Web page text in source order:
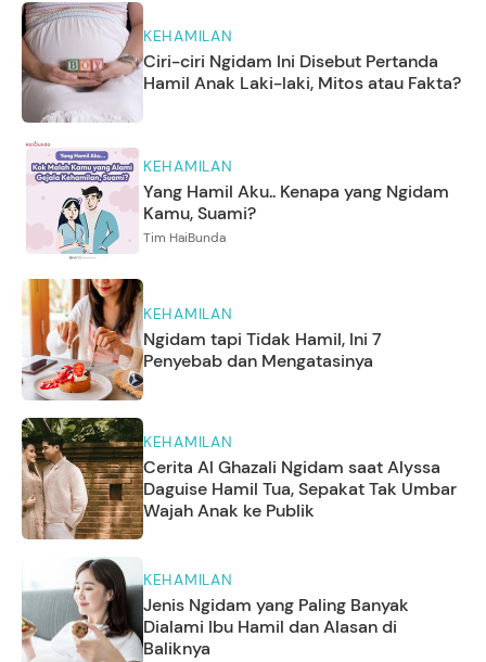
KEHAMILAN
Ciri-ciri Ngidam Ini Disebut Pertanda
Hamil Anak Laki-laki, Mitos atau Fakta?
KEHAMILAN
Yang Hamil Aku.. Kenapa yang Ngidam
Kamu, Suami?
Tim HaiBunda
KEHAMILAN
Ngidam tapi Tidak Hamil, Ini 7
Penyebab dan Mengatasinya
KEHAMILAN
Cerita Al Ghazali Ngidam saat Alyssa
Daguise Hamil Tua, Sepakat Tak Umbar
Wajah Anak ke Publik
KEHAMILAN
Jenis Ngidam yang Paling Banyak
Dialami Ibu Hamil dan Alasan di
Baliknya